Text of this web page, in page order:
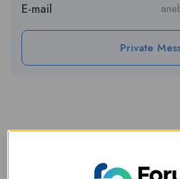
E-mail
Private